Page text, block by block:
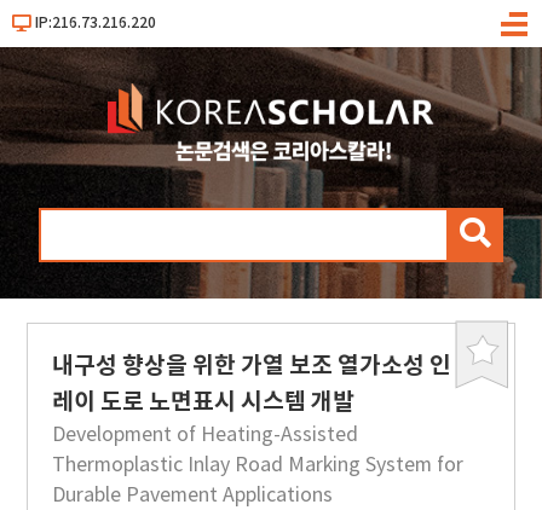
IP:216.73.216.220
메
검
북
내구성 향상을 위한 가열 보조 열가소성 인
레이 도로 노면표시 시스템 개발
Development of Heating-Assisted
Thermoplastic Inlay Road Marking System for
Durable Pavement Applications